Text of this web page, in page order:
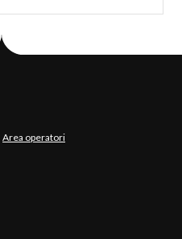
Area operatori